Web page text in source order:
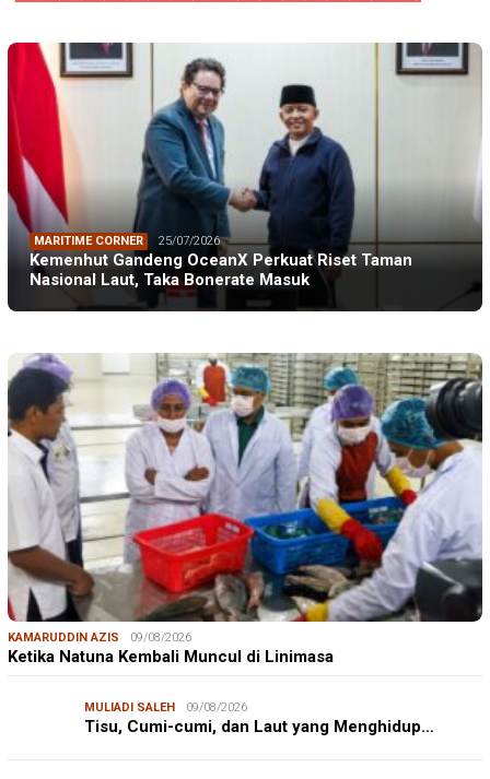
MARITIME CORNER 25/07/2026
Kemenhut Gandeng OceanX Perkuat Riset Taman
Nasional Laut, Taka Bonerate Masuk
KAMARUDDIN AZIS 09/08/2026
Ketika Natuna Kembali Muncul di Linimasa
MULIADI SALEH 09/08/2026
Tisu, Cumi-cumi, dan Laut yang Menghidup…